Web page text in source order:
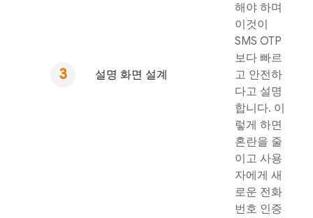
설명 화면 설계
해야 하며
이것이
SMS OTP
보다 빠르
고 안전하
다고 설명
합니다. 이
렇게 하면
혼란을 줄
이고 사용
자에게 새
로운 전화
번호 인증